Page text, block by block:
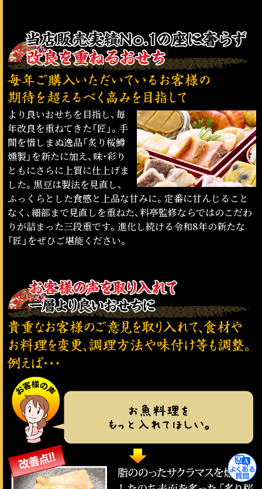
より良いおせちを目指し、毎
年改良を重ねてきた「匠」。手
間を惜しまぬ逸品「炙り桜鱒
燻製」を新たに加え、味・彩り
ともにさらに上質に仕上げま
した。黒豆は製法を見直し、
ふっくらとした食感と上品な甘みに。定番に甘んじること
なく、細部まで見直しを重ねた、料亭監修ならではのこだわ
りが詰まった三段重です。進化し続ける令和8年の新たな
「匠」をぜひご堪能ください。